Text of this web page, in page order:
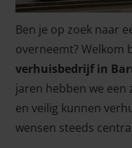
Ben je op zoek naar
overneemt? Welkom
verhuisbedrijf in
jaren hebben we
en veilig kunnen
wensen steeds